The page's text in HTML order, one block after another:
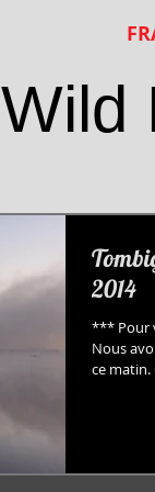
Wild
2014
*** Pour
Nous
ce matin.